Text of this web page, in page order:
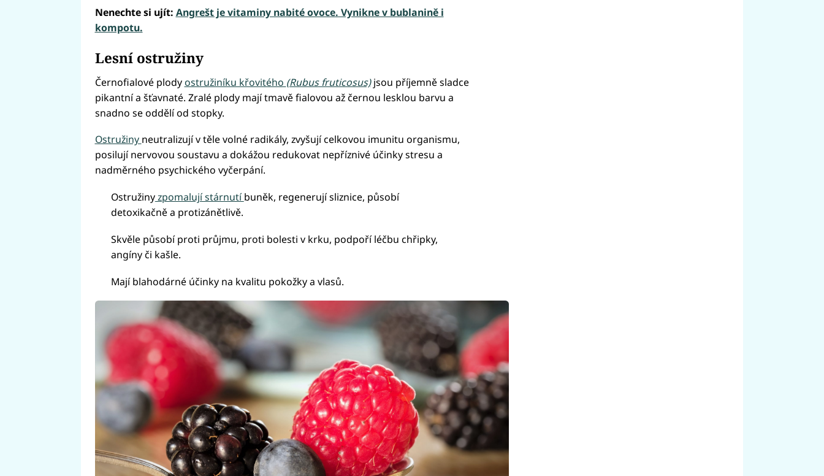
Nenechte si ujít: Angrešt je vitaminy nabité ovoce. Vynikne v bublanině i
kompotu.
Lesní ostružiny
Černofialové plodyostružiníku křovitého (Rubus fruticosus)jsou příjemně sladce
pikantní a šťavnaté. Zralé plody mají tmavě fialovou až černou lesklou barvu a
snadno se oddělí od stopky.
Ostružiny neutralizují v těle volné radikály, zvyšují celkovou imunitu organismu,
posilují nervovou soustavu a dokážou redukovat nepříznivé účinky stresu a
nadměrného psychického vyčerpání.
Ostružinyzpomalují stárnutí buněk, regenerují sliznice, působí
detoxikačně a protizánětlivě.
Skvěle působí proti průjmu, proti bolesti v krku, podpoří léčbu chřipky,
angíny či kašle.
Mají blahodárné účinky na kvalitu pokožky a vlasů.